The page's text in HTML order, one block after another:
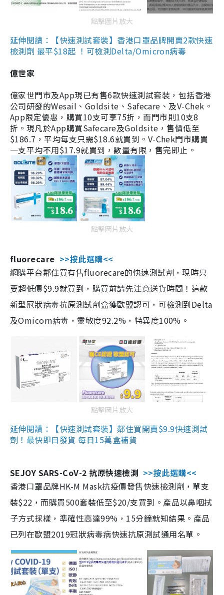
點擊圖片放大
延伸閱讀：【快速測試套裝】香港口罩品牌開賣2款快速
檢測劑 最平$18起 ！可檢測Delta/Omicron病毒
億世家
億家世門市及App現已有售6款快速測試套裝，包括香港
公司研發的Wesail、Goldsite、Safecare、及V-Chek。
App限定優惠，購買10支可享75折，而門市則10支8
折。現凡於App購買Safecare及Goldsite，售價低至
$186.7，平均每支只需$18.6就買到。V-Chek門市購買
一支平均不用$17.9就買到，數量有限，售完即止。
點擊圖片放大
fluorecare >>按此選購<<
網購平台鄰住買有售fluorecare的快速測試劑，現時只
要超低價$9.9就買到，購買前請先注意送貨時間！這款
新型冠狀病毒抗原測試劑盒獲歐盟認可，可檢測到Delta
及Omicorn病毒，靈敏度92.2%，特異度100%。
點擊圖片放大
延伸閱讀：【快速測試套裝】鄰住買開賣$9.9快速測試
劑！最快即日發貨 每日15萬盒補貨
SEJOY SARS-CoV-2 抗原快速檢測 >>按此選購<<
香港口罩品牌HK-M Mask抗疫價發售快速檢測劑，單支
裝$22，而購買500套裝低至$20/支買到。產品以鼻咽拭
子方式採樣，準確性高達99%，15分鐘就知結果。產品
已列在歐盟2019冠狀病毒病快速抗原測試通用名單。